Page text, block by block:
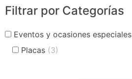
Filtrar por Categorías
Eventos y ocasiones especiales
Placas (3)